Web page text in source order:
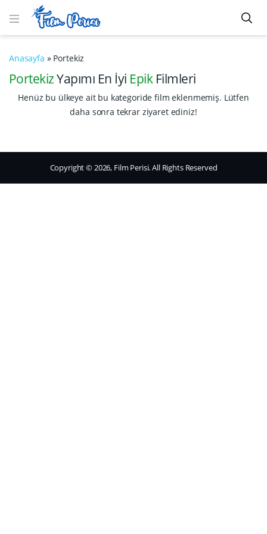
Anasayfa » Portekiz
PortekizYapımı En İyi Epik Filmleri
Henüz bu ülkeye ait bu kategoride film eklenmemiş. Lütfen
daha sonra tekrar ziyaret ediniz!
Copyright © 2026, Film Perisi. All Rights Reserved